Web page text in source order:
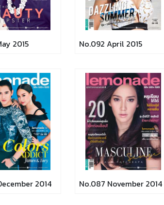
2015 No.092 April 2015
2014 No.087 November 2014